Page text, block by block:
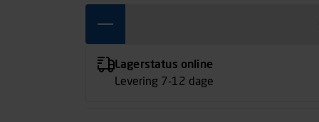
Lagerstatus online
Levering 7-12 dage